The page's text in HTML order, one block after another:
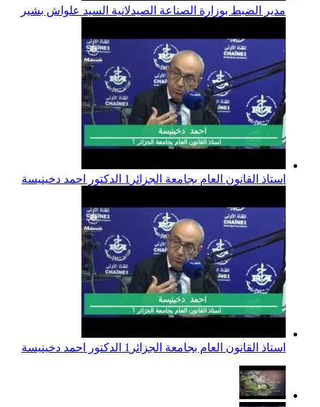
مدير الضبط بوزارة الصناعة الصيدلانية السيد علواش بشير
استاذ القانون العام بجامعة الجزائر1 الدكتور احمد دخينيسة
استاذ القانون العام بجامعة الجزائر1 الدكتور احمد دخينيسة